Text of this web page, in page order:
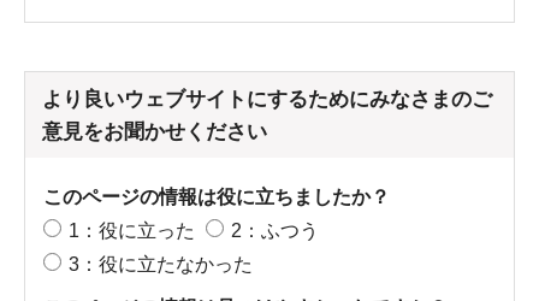
より良いウェブサイトにするためにみなさまのご
意見をお聞かせください
このページの情報は役に立ちましたか？
1：役に立った
2：ふつう
3：役に立たなかった